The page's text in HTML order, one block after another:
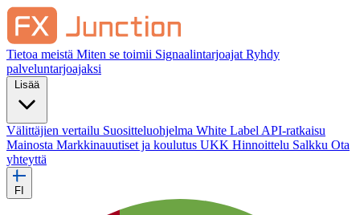
Tietoa meistä Miten se toimii Signaalintarjoajat Ryhdy
palveluntarjoajaksi
Lisää
Välittäjien vertailu Suositteluohjelma White Label API-ratkaisu
Mainosta Markkinauutiset ja koulutus UKK Hinnoittelu Salkku Ota
yhteyttä
FI